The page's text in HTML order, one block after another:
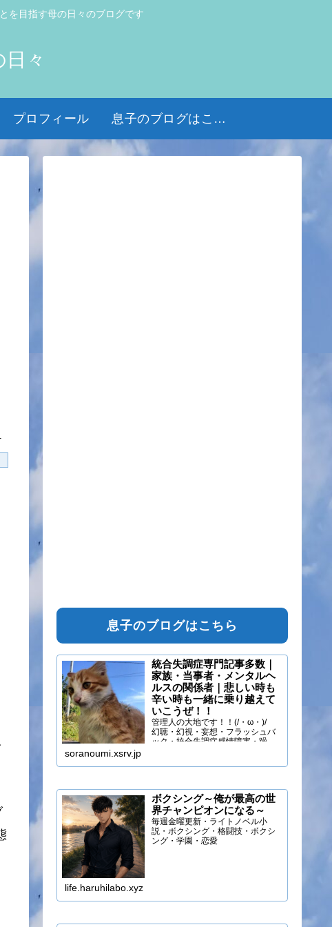
を目指す母の日々のブログです
々
プロフィール 息子のブログはこちら
息子のブログはこちら
統合失調症専門記事多数｜
家族・当事者・メンタルヘ
ルスの関係者｜悲しい時も
辛い時も一緒に乗り越えて
いこうぜ！！
管理人の大地です！！(/・ω・)/
幻聴・幻視・妄想・フラッシュバ
ック・統合失調症感情障害・躁う
soranoumi.xsrv.jp
ボクシング～俺が最高の世
界チャンピオンになる～
毎週金曜更新・ライトノベル小
説・ボクシング・格闘技・ボクシ
ング・学園・恋愛
life.haruhilabo.xyz